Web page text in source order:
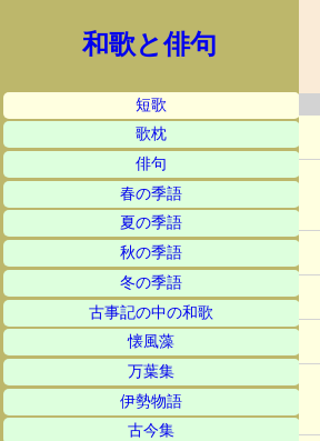
和歌と俳句
短歌
歌枕
俳句
春の季語
夏の季語
秋の季語
冬の季語
古事記の中の和歌
懐風藻
万葉集
伊勢物語
古今集